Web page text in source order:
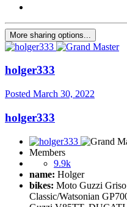
More sharing options...
holger333
Posted March 30, 2022
holger333
Members
9.9k
name: Holger
bikes: Moto Guzzi
Classic/Watsonian